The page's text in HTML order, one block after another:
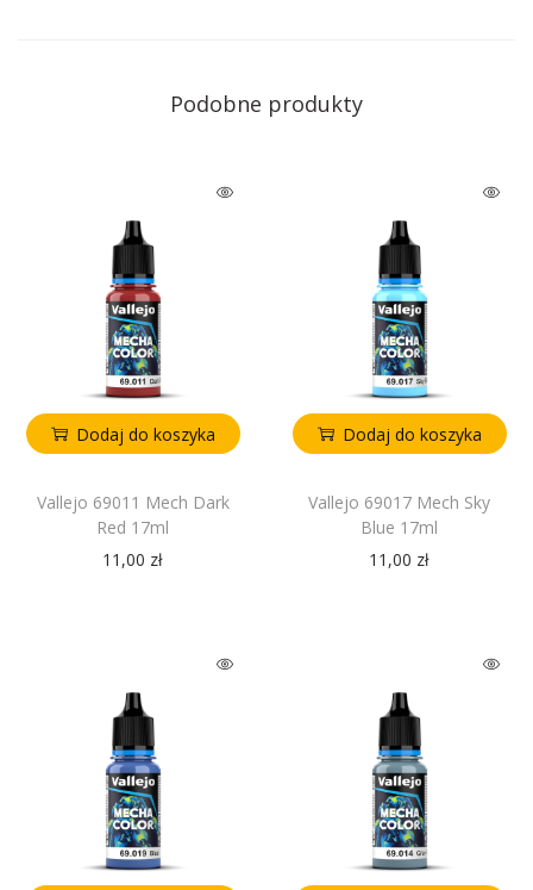
Podobne produkty
Dodaj do koszyka
Vallejo 69011 Mech Dark
Red 17ml
11,00 zł
Dodaj do koszyka
Vallejo 69017 Mech Sky
Blue 17ml
11,00 zł